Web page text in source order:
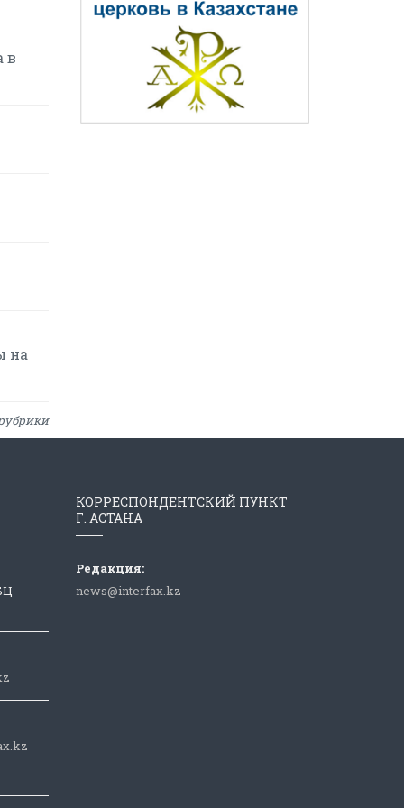
в
на
КОРРЕСПОНДЕНТСКИЙ ПУНКТ
Г. АСТАНА
Редакция:
news@interfax.kz